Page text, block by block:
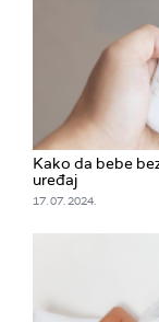
Kako da bebe
uređaj
17. 07. 2024.